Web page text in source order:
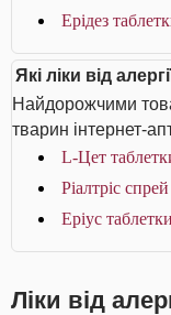
Ерідез
Які ліки від
Найдорожчими
тварин інтернет-
L-Цет
Ріалтріс
Еріус
Ліки від